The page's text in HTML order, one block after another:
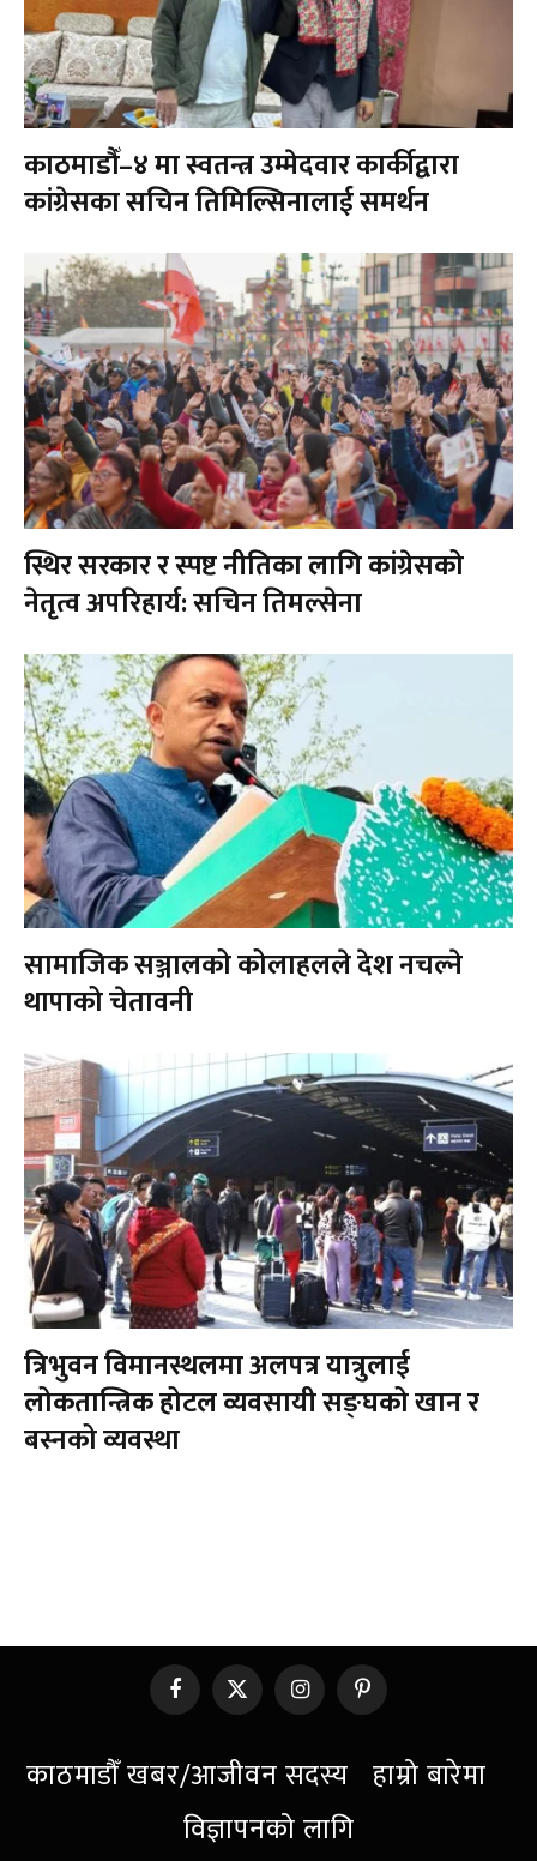
काठमाडौँ–४ मा स्वतन्त्र उम्मेदवार कार्कीद्वारा
कांग्रेसका सचिन तिमिल्सिनालाई समर्थन
स्थिर सरकार र स्पष्ट नीतिका लागि कांग्रेसको
नेतृत्व अपरिहार्य: सचिन तिमल्सेना
सामाजिक सञ्जालको कोलाहलले देश नचल्ने
थापाको चेतावनी
त्रिभुवन विमानस्थलमा अलपत्र यात्रुलाई
लोकतान्त्रिक होटल व्यवसायी सङ्घको खान र
बस्नको व्यवस्था
Facebook
X
(Twitter)
InstagramPinterest
काठमाडौँ खबर/आजीवन सदस्य हाम्रो बारेमा
विज्ञापनको लागि